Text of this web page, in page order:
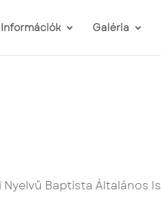
Információk Galéria
Baptista Általános